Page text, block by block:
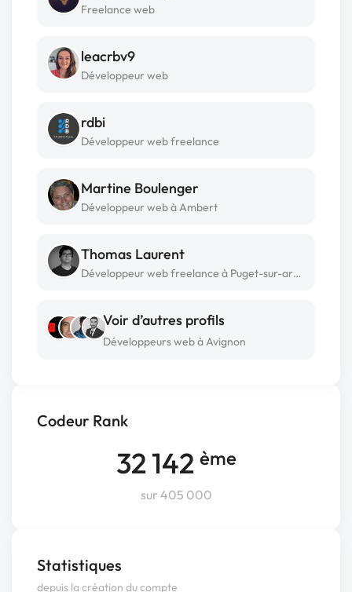
Codeur Rank
32 142 ème
sur 405 000
Statistiques
depuis la création du compte
Freelance web
leacrbv9
Développeur web
rdbi
Développeur web freelance
Martine Boulenger
Développeur web à Ambert
Thomas Laurent
Développeur web freelance à Puget-sur-argens
Voir d’autres profils
Développeurs web à Avignon